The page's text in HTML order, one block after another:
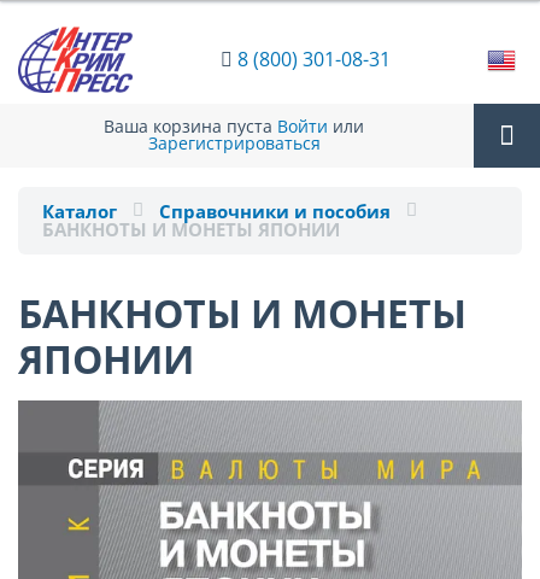
8 (800) 301-08-31
Ваша корзина пуста Войти или
Зарегистрироваться
Каталог Справочники и пособия
БАНКНОТЫ И МОНЕТЫ ЯПОНИИ
БАНКНОТЫ И МОНЕТЫ
ЯПОНИИ